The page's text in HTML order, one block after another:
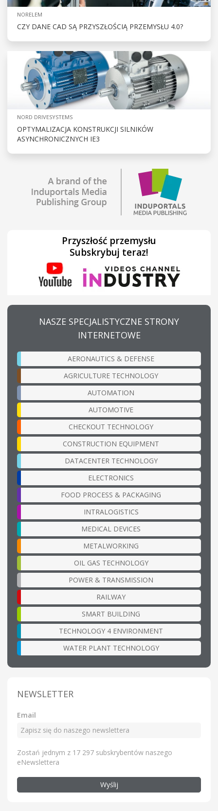
NORELEM
CZY DANE CAD SĄ PRZYSZŁOŚCIĄ PRZEMYSŁU 4.0?
NORD DRIVESYSTEMS
OPTYMALIZACJA KONSTRUKCJI SILNIKÓW
ASYNCHRONICZNYCH IE3
Przyszłość przemysłu
Subskrybuj teraz!
NASZE SPECJALISTYCZNE STRONY
INTERNETOWE
AERONAUTICS & DEFENSE
AGRICULTURE TECHNOLOGY
AUTOMATION
AUTOMOTIVE
CHECKOUT TECHNOLOGY
CONSTRUCTION EQUIPMENT
DATACENTER TECHNOLOGY
ELECTRONICS
FOOD PROCESS & PACKAGING
INTRALOGISTICS
MEDICAL DEVICES
METALWORKING
OIL GAS TECHNOLOGY
POWER & TRANSMISSION
RAILWAY
SMART BUILDING
TECHNOLOGY 4 ENVIRONMENT
WATER PLANT TECHNOLOGY
NEWSLETTER
Email
Zostań jednym z 17 297 subskrybentów naszego
eNewslettera
Wyślij